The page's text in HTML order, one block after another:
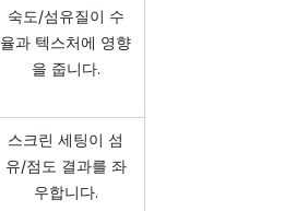
숙도/섬유질이 수
율과 텍스처에 영향
을 줍니다.
스크린 세팅이 섬
유/점도 결과를 좌
우합니다.